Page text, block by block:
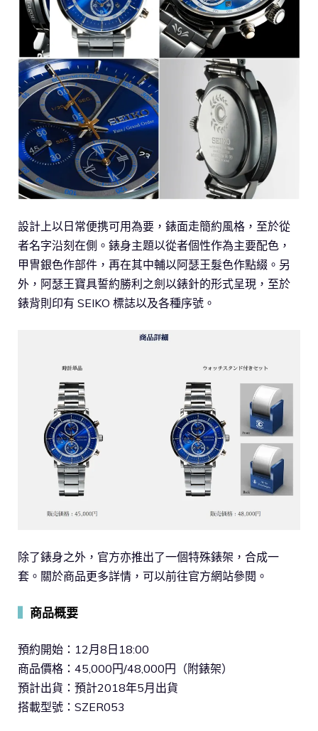
設計上以日常便携可用為要，錶面走簡約風格，至於從
者名字沿刻在側。錶身主題以從者個性作為主要配色，
甲冑銀色作部件，再在其中輔以阿瑟王髮色作點綴。另
外，阿瑟王寶具誓約勝利之劍以錶針的形式呈現，至於
錶背則印有 SEIKO 標誌以及各種序號。
除了錶身之外，官方亦推出了一個特殊錶架，合成一
套。關於商品更多詳情，可以前往官方網站參閱。
商品概要
預約開始：12月8日18:00
商品價格：45,000円/48,000円（附錶架）
預計出貨：預計2018年5月出貨
搭載型號：SZER053